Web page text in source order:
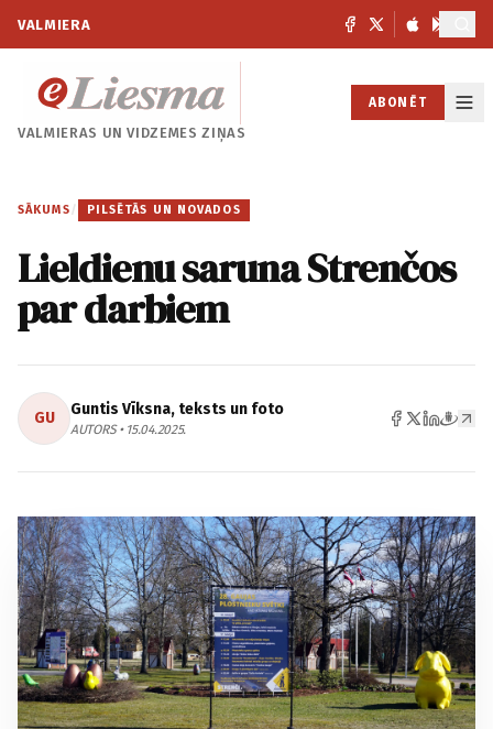
VALMIERA
VALMIERAS UNVIDZEMES ZIŅAS
ABONĒT
SĀKUMS / PILSĒTĀS UN NOVADOS
Lieldienu saruna Strenčos
par darbiem
GU Guntis Vīksna, teksts un foto
AUTORS • 15.04.2025.